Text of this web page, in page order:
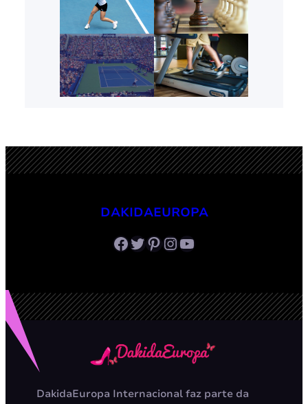
DAKIDAEUROPA
Facebook Twitter Pinterest InstagramYoutube
DakidaEuropa Internacional faz parte da